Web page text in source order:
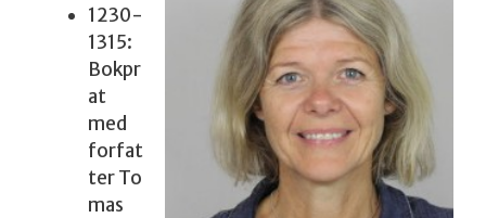
1230-
1315:
Bokpr
at
med
forfat
ter To
mas